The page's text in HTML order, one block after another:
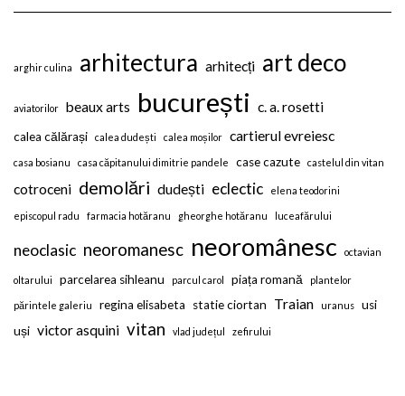
arghir culina arhitectura arhitecți art deco
aviatorilor beaux arts bucurești c. a. rosetti
calea călărași calea dudești calea moșilor cartierul evreiesc
casa bosianu casa căpitanului dimitrie pandele case cazute castelul din vitan
cotroceni demolări dudești eclectic elena teodorini
episcopul radu farmacia hotăranu gheorghe hotăranu luceafărului
neoclasic neoromanesc neoromânesc octavian
oltarului parcelarea sihleanu parcul carol piața romană plantelor
părintele galeriu regina elisabeta statie ciortan Traian uranus
usi
uși victor asquini vitan vlad județul zefirului